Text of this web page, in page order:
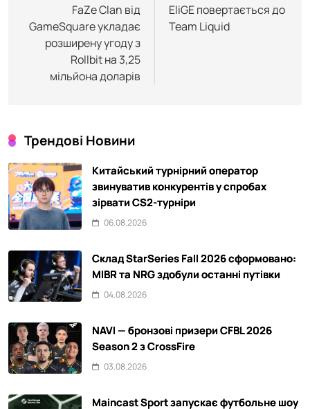
записівFaZe Clan від
GameSquare укладає
розширену угоду з
Rollbit на 3,25
мільйона доларів
EliGE повертається до
Team Liquid
Трендові Новини
Китайський турнірний оператор
звинуватив конкурентів у спробах
зірвати CS2-турніри
06.08.2026
Склад StarSeries Fall 2026 сформовано:
MIBR та NRG здобули останні путівки
04.08.2026
NAVI — бронзові призери CFBL 2026
Season 2 з CrossFire
03.08.2026
Maincast Sport запускає футбольне шоу